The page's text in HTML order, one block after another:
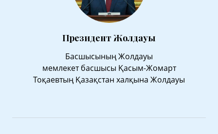
Президент Жолдауы
Басшысының Жолдауы
мемлекет басшысы Қасым-Жомарт
Тоқаевтың Қазақстан халқына Жолдауы